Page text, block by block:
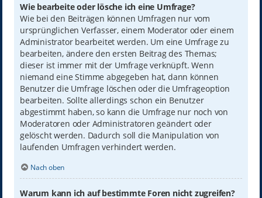
Wie bearbeite oder lösche ich eine Umfrage?
Wie bei den Beiträgen können Umfragen nur vom
ursprünglichen Verfasser, einem Moderator oder einem
Administrator bearbeitet werden. Um eine Umfrage zu
bearbeiten, ändere den ersten Beitrag des Themas;
dieser ist immer mit der Umfrage verknüpft. Wenn
niemand eine Stimme abgegeben hat, dann können
Benutzer die Umfrage löschen oder die Umfrageoption
bearbeiten. Sollte allerdings schon ein Benutzer
abgestimmt haben, so kann die Umfrage nur noch von
Moderatoren oder Administratoren geändert oder
gelöscht werden. Dadurch soll die Manipulation von
laufenden Umfragen verhindert werden.
Nach oben
Warum kann ich auf bestimmte Foren nicht zugreifen?